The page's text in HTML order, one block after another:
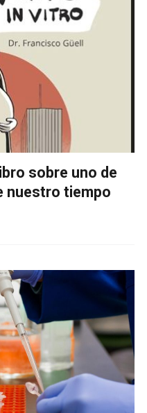
sobre uno de
nuestro tiempo